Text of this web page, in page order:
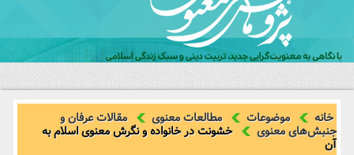
خانه موضوعات مطالعات معنوی مقالات عرفان و
جنبش‌های معنوی خشونت در خانواده و نگرش معنوی اسلام به
آن